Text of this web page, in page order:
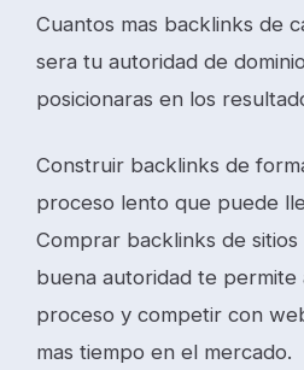
Cuantos mas backlinks de
sera tu autoridad de
posicionaras en los
Construir backlinks de
proceso lento que puede
Comprar backlinks de
buena autoridad te permite
proceso y competir con
mas tiempo en el mercado.